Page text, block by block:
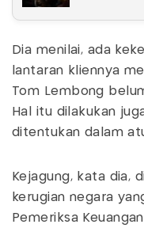
Dia menilai, ada
lantaran kliennya
Tom Lembong
Hal itu dilakukan
ditentukan dalam
Kejagung, kata dia,
kerugian negara
Pemeriksa Keuangan